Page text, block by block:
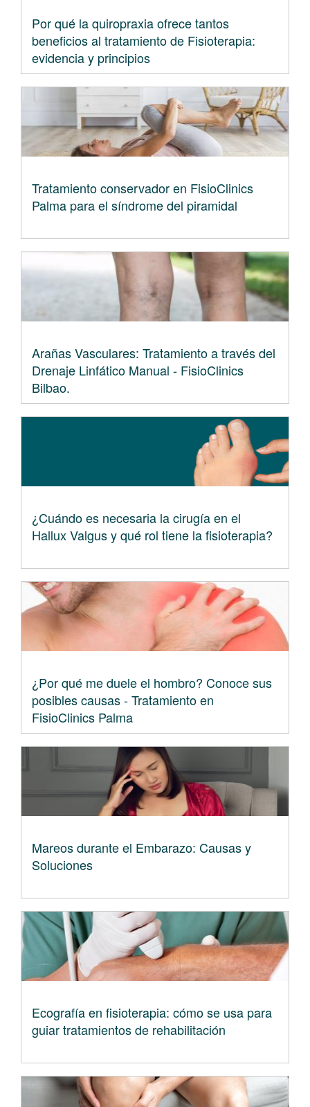
Por qué la quiropraxia ofrece tantos
beneficios al tratamiento de Fisioterapia:
evidencia y principios
Tratamiento conservador en FisioClinics
Palma para el síndrome del piramidal
Arañas Vasculares: Tratamiento a través del
Drenaje Linfático Manual - FisioClinics
Bilbao.
¿Cuándo es necesaria la cirugía en el
Hallux Valgus y qué rol tiene la fisioterapia?
¿Por qué me duele el hombro? Conoce sus
posibles causas - Tratamiento en
FisioClinics Palma
Mareos durante el Embarazo: Causas y
Soluciones
Ecografía en fisioterapia: cómo se usa para
guiar tratamientos de rehabilitación